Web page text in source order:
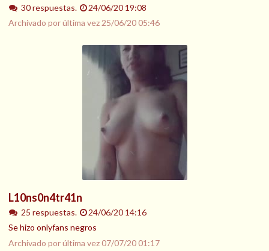
30 respuestas.
24/06/20 19:08
Archivado por última vez 25/06/20 05:46
L10ns0n4tr41n
25 respuestas.
24/06/20 14:16
Se hizo onlyfans negros
Archivado por última vez07/07/20 01:17